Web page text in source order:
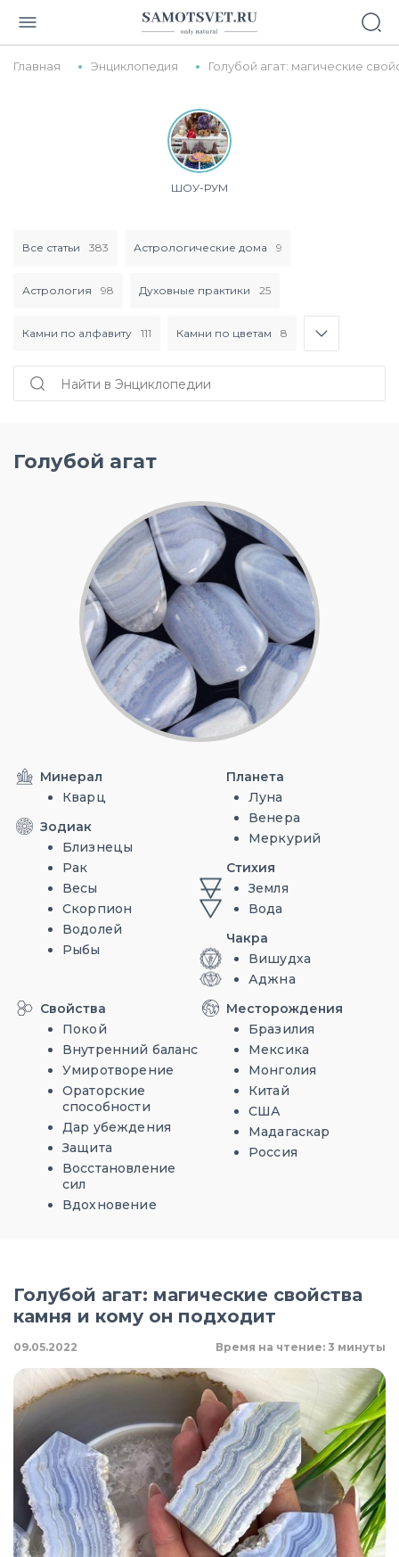
Главная Энциклопедия Голубой агат: магические
ШОУ-РУМ
Все статьи 383 Астрологические дома 9
Астрология 98 Духовные практики 25
Камни по алфавиту 111 Камни по цветам 8
Голубой агат
Минерал
Кварц
Зодиак
Близнецы
Рак
Весы
Скорпион
Водолей
Рыбы
Планета
Луна
Венера
Меркурий
Стихия
Земля
Вода
Чакра
Вишудха
Аджна
Свойства
Покой
Внутренний баланс
Умиротворение
Ораторские
способности
Дар убеждения
Защита
Восстановление
сил
Вдохновение
Месторождения
Бразилия
Мексика
Монголия
Китай
США
Мадагаскар
Россия
Голубой агат: магические свойства
камня и кому он подходит
09.05.2022 Время на чтение: 3 минуты